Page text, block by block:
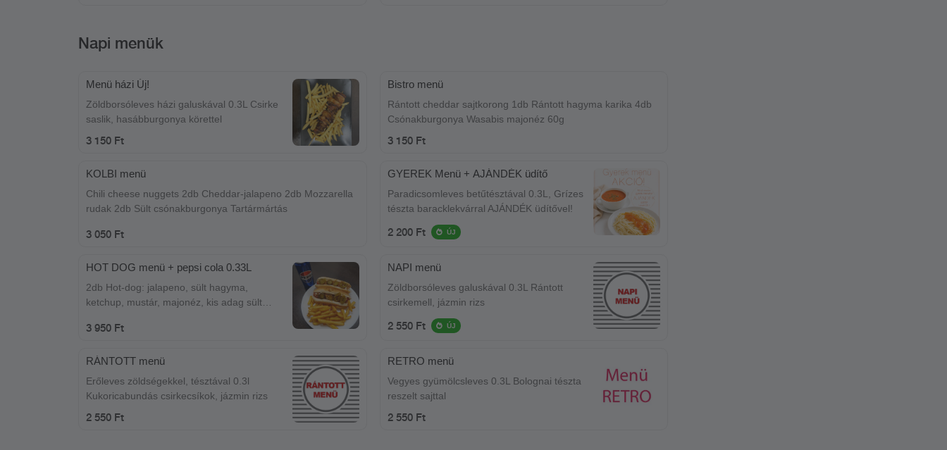
Napi menük
Menü házi Új!
Zöldborsóleves házi galuskával 0.3L Csirke
saslik, hasábburgonya körettel
3 150 Ft
Bistro menü
Rántott cheddar sajtkorong 1db Rántott hagyma karika 4db
Csónakburgonya Wasabis majonéz 60g
3 150 Ft
KOLBI menü
Chili cheese nuggets 2db Cheddar-jalapeno 2db Mozzarella
rudak 2db Sült csónakburgonya Tartármártás
3 050 Ft
GYEREK Menü + AJÁNDÉK üdítő
Paradicsomleves betűtésztával 0.3L, Grízes
tészta baracklekvárral AJÁNDÉK üdítővel!
2 200 Ft ÚJ
HOT DOG menü + pepsi cola 0.33L
2db Hot-dog: jalapeno, sült hagyma,
ketchup, mustár, majonéz, kis adag sült
3 950 Ft
NAPI menü
Zöldborsóleves galuskával 0.3L Rántott
csirkemell, jázmin rizs
2 550 Ft ÚJ
RÁNTOTT menü
Erőleves zöldségekkel, tésztával 0.3l
Kukoricabundás csirkecsíkok, jázmin rizs
2 550 Ft
RETRO menü
Vegyes gyümölcsleves 0.3L Bolognai tészta
reszelt sajttal
2 550 Ft